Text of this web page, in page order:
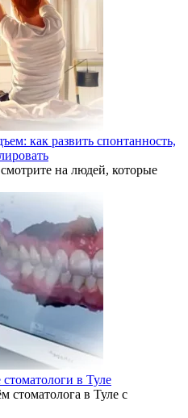
как развить спонтанность,
на людей, которые
в Туле
стоматолога в Туле с